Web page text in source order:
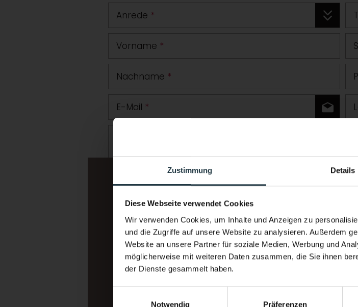
Zustimmung Details
Diese Webseite verwendet Cookies
Wir verwenden Cookies, um Inhalte und Anzeigen zu
und die Zugriffe auf unsere Website zu analysieren. Außerdem
Website an unsere Partner für soziale Medien, Werbung und
möglicherweise mit weiteren Daten zusammen, die Sie ihnen
der Dienste gesammelt haben.
Notwendig
Präferenzen
Anrede *
Vorname *
Nachname *
E-Mail *
Ich interessiere mich für:*
Wellnessurlaub
Bergsport/Alpinismus (Klettern, Skitouring, Freeriden,
Ganzjährig
Pitztals.
Stärker